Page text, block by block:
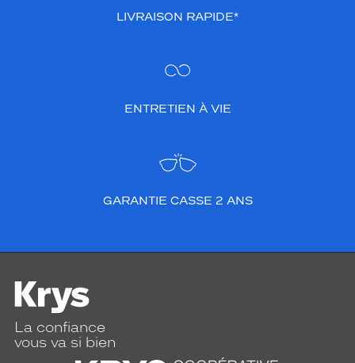
LIVRAISON RAPIDE*
ENTRETIEN À VIE
GARANTIE CASSE 2 ANS
La confiance
vous va si bien